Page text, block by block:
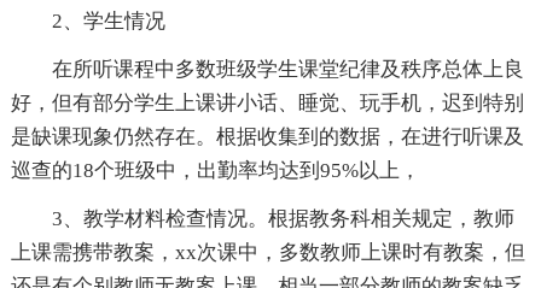
2、学生情况
在所听课程中多数班级学生课堂纪律及秩序总体上良
好，但有部分学生上课讲小话、睡觉、玩手机，迟到特别
是缺课现象仍然存在。根据收集到的数据，在进行听课及
巡查的18个班级中，出勤率均达到95%以上，
3、教学材料检查情况。根据教务科相关规定，教师
上课需携带教案，xx次课中，多数教师上课时有教案，但